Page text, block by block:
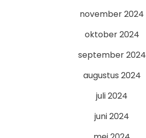
november 2024
oktober 2024
september 2024
augustus 2024
juli 2024
juni 2024